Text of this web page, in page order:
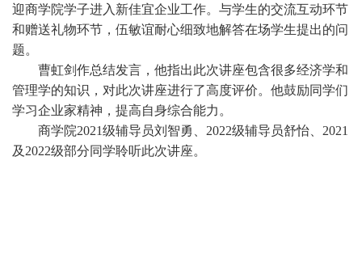
迎商学院学子进入新佳宜企业工作。与学生的交流互动环节
和赠送礼物环节，伍敏谊耐心细致地解答在场学生提出的问
题。
曹虹剑作总结发言，他指出此次讲座包含很多经济学和
管理学的知识，对此次讲座进行了高度评价。他鼓励同学们
学习企业家精神，提高自身综合能力。
商学院2021级辅导员刘智勇、2022级辅导员舒怡、 2021
及2022级部分同学聆听此次讲座。